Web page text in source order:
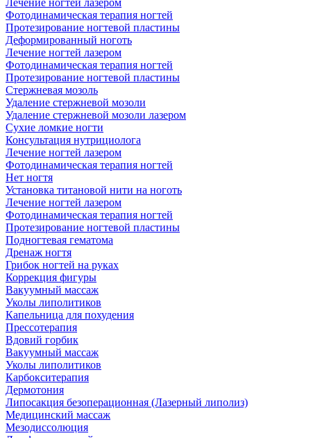
Лечение ногтей лазером
Фотодинамическая терапия ногтей
Протезирование ногтевой пластины
Деформированный ноготь
Лечение ногтей лазером
Фотодинамическая терапия ногтей
Протезирование ногтевой пластины
Стержневая мозоль
Удаление стержневой мозоли
Удаление стержневой мозоли лазером
Сухие ломкие ногти
Консультация нутрициолога
Лечение ногтей лазером
Фотодинамическая терапия ногтей
Нет ногтя
Установка титановой нити на ноготь
Лечение ногтей лазером
Фотодинамическая терапия ногтей
Протезирование ногтевой пластины
Подногтевая гематома
Дренаж ногтя
Грибок ногтей на руках
Коррекция фигуры
Вакуумный массаж
Уколы липолитиков
Капельница для похудения
Прессотерапия
Вдовий горбик
Вакуумный массаж
Уколы липолитиков
Карбокситерапия
Дермотония
Липосакция безоперационная (Лазерный липолиз)
Медицинский массаж
Мезодиссолюция